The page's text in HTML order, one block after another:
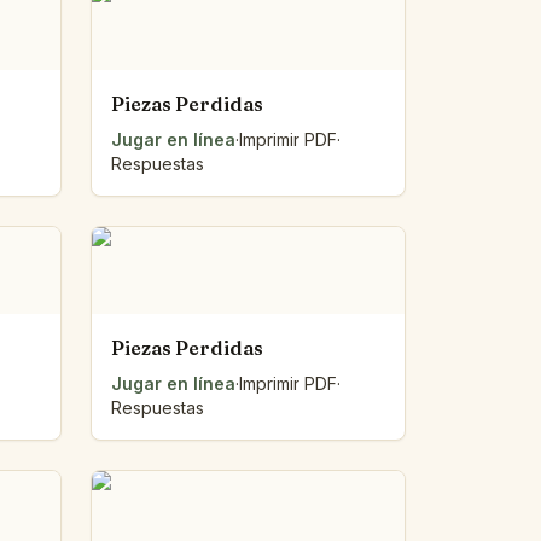
Piezas Perdidas
Jugar en línea·Imprimir PDF·
Respuestas
Piezas Perdidas
Jugar en línea·Imprimir PDF·
Respuestas